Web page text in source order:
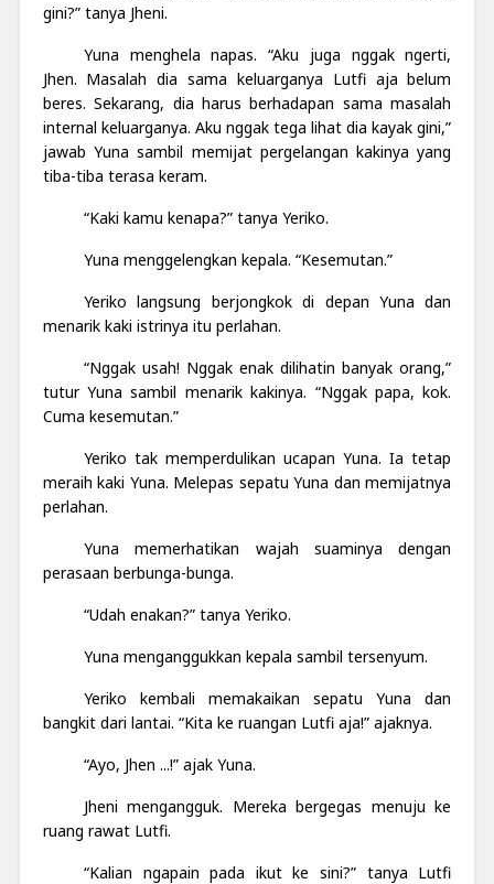
gini?” tanya Jheni.
Yuna menghela napas. “Aku juga nggak ngerti,
Jhen. Masalah dia sama keluarganya Lutfi aja belum
beres. Sekarang, dia harus berhadapan sama masalah
internal keluarganya. Aku nggak tega lihat dia kayak gini,”
jawab Yuna sambil memijat pergelangan kakinya yang
tiba-tiba terasa keram.
“Kaki kamu kenapa?” tanya Yeriko.
Yuna menggelengkan kepala. “Kesemutan.”
Yeriko langsung berjongkok di depan Yuna dan
menarik kaki istrinya itu perlahan.
“Nggak usah! Nggak enak dilihatin banyak orang,”
tutur Yuna sambil menarik kakinya. “Nggak papa, kok.
Cuma kesemutan.”
Yeriko tak memperdulikan ucapan Yuna. Ia tetap
meraih kaki Yuna. Melepas sepatu Yuna dan memijatnya
perlahan.
Yuna memerhatikan wajah suaminya dengan
perasaan berbunga-bunga.
“Udah enakan?” tanya Yeriko.
Yuna menganggukkan kepala sambil tersenyum.
Yeriko kembali memakaikan sepatu Yuna dan
bangkit dari lantai. “Kita ke ruangan Lutfi aja!” ajaknya.
“Ayo, Jhen ...!” ajak Yuna.
Jheni mengangguk. Mereka bergegas menuju ke
ruang rawat Lutfi.
“Kalian ngapain pada ikut ke sini?” tanya Lutfi